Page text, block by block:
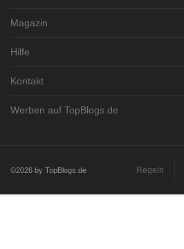
Magazin
Hilfe
Kontakt
Werben auf TopBlogs.de
©2026 by TopBlogs.de Regeln